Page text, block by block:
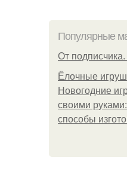
Популярные
От
Ёлочные
Новогодние
своими
способы